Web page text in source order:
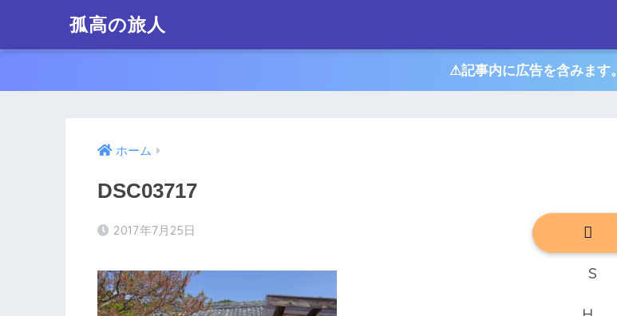
孤高の旅人
⚠︎記事内に広告を含みます。
ホーム
DSC03717
2017年7月25日